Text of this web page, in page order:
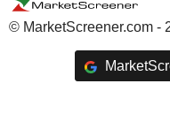
© MarketScreener.com -